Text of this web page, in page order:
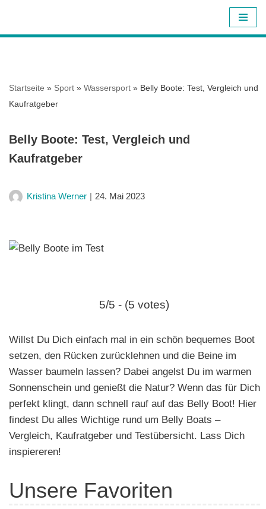
Z
l
t
p
n
Startseite » Sport » Wassersport » Belly Boote: Test, Vergleich und
Kaufratgeber
Belly Boote: Test, Vergleich und
Kaufratgeber
Kristina Werner 24. Mai 2023
5/5 - (5 votes)
Willst Du Dich einfach mal in ein schön bequemes Boot
setzen, den Rücken zurücklehnen und die Beine im
Wasser baumeln lassen? Dabei angelst Du im warmen
Sonnenschein und genießt die Natur? Wenn das für Dich
perfekt klingt, dann schnell rauf auf das Belly Boot! Hier
findest Du alles Wichtige rund um Belly Boats –
Vergleich, Kaufratgeber und Testübersicht. Lass Dich
inspiereren!
Unsere Favoriten